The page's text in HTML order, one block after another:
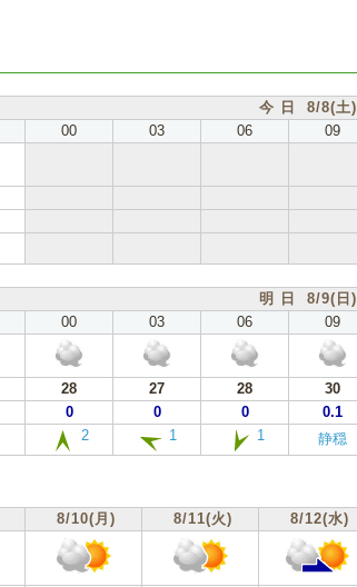
今 日 8/8(土)
00 03 06 09
明 日 8/9(日)
00 03 06 09
28 27 28 30
0 0 0 0.1
2 1 1 静穏
8/10(月) 8/11(火) 8/12(水)